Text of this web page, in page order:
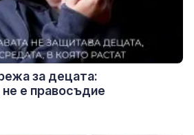
за децата:
е правосъдие